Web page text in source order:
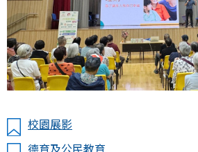
校園展影
德育及公民教育